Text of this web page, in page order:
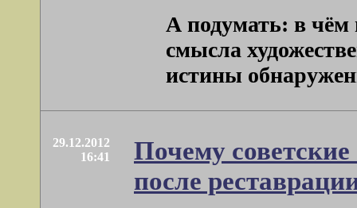
А подумать: в чём
смысла
истины
29.12.2012
16:41
Почему
после